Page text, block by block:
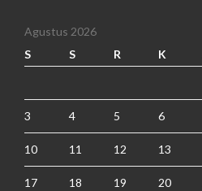
Agustus 2026
S
S R K
3 4 5 6
10 11 12 13
17 18 19 20